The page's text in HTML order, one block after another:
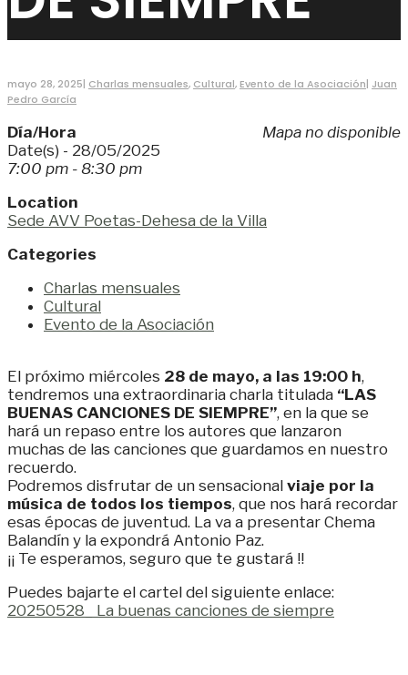
mayo 28, 2025| Charlas mensuales, Cultural, Evento de la Asociación| Juan
Pedro García
Mapa no disponible
Día/Hora
Date(s) - 28/05/2025
7:00 pm - 8:30 pm
Location
Sede AVV Poetas-Dehesa de la Villa
Categories
Charlas mensuales
Cultural
Evento de la Asociación
El próximo miércoles 28 de mayo, a las 19:00 h,
tendremos una extraordinaria charla titulada “LAS
BUENAS CANCIONES DE SIEMPRE”, en la que se
hará un repaso entre los autores que lanzaron
muchas de las canciones que guardamos en nuestro
recuerdo.
Podremos disfrutar de un sensacional viaje por la
música de todos los tiempos, que nos hará recordar
esas épocas de juventud. La va a presentar Chema
Balandín y la expondrá Antonio Paz.
¡¡ Te esperamos, seguro que te gustará !!
Puedes bajarte el cartel del siguiente enlace:
20250528_ La buenas canciones de siempre